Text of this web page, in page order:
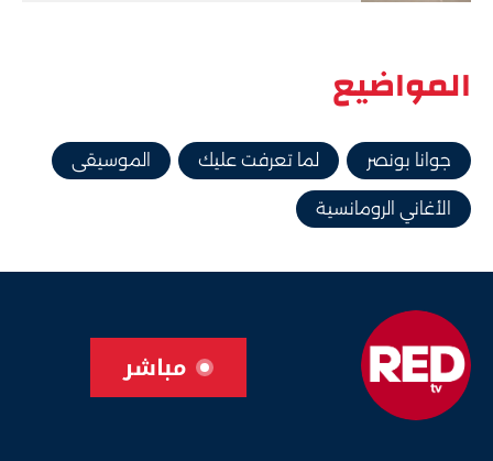
المواضيع
جوانا بونصر لما تعرفت عليك الموسيقى
الأغاني الرومانسية
مباشر